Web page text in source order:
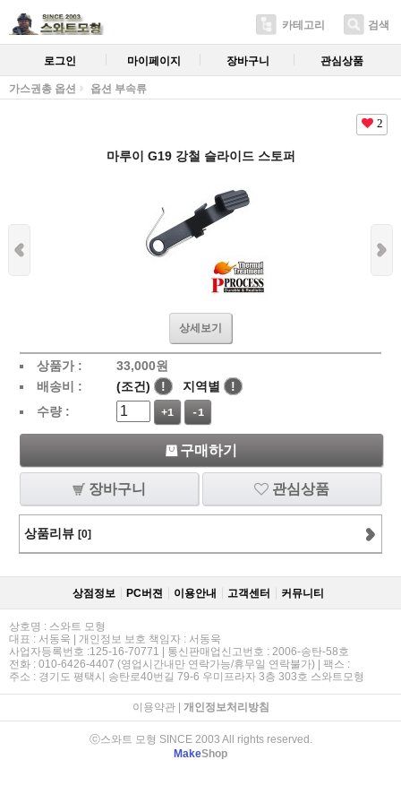
카테고리 검색
로그인 마이페이지 장바구니 관심상품
가스권총 옵션 옵션 부속류
2
마루이 G19 강철 슬라이드 스토퍼
상세보기
상품가 : 33,000원
배송비 :
(조건) ! 지역별
!
수량 :
+1 -1
구매하기
장바구니 관심상품
상품리뷰 [0]
상점정보 PC버젼 이용안내 고객센터 커뮤니티
상호명 : 스와트 모형
대표 : 서동욱 | 개인정보 보호 책임자 : 서동욱
사업자등록번호 :125-16-70771 | 통신판매업신고번호 : 2006-송탄-58호
전화 : 010-6426-4407 (영업시간내만 연락가능/휴무일 연락불가) | 팩스 :
주소 : 경기도 평택시 송탄로40번길 79-6 우미프라자 3층 303호 스와트모형
이용약관| 개인정보처리방침
ⓒ스와트 모형 SINCE 2003 All rights reserved.
MakeShop